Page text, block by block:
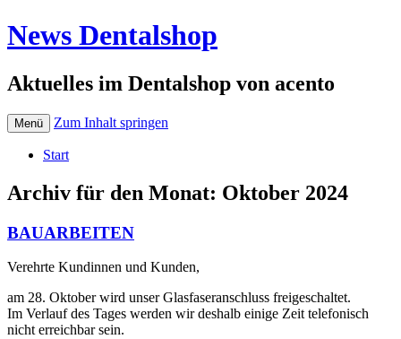
News Dentalshop
Aktuelles im Dentalshop von acento
Menü Zum Inhalt springen
Start
Archiv für den Monat: Oktober 2024
BAUARBEITEN
Verehrte Kundinnen und Kunden,
am 28. Oktober wird unser Glasfaseranschluss freigeschaltet.
Im Verlauf des Tages werden wir deshalb einige Zeit telefonisch
nicht erreichbar sein.